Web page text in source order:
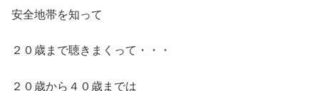
安全地帯を知って
２０歳まで聴きまくって・・・
２０歳から４０歳までは